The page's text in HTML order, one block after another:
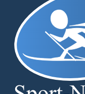
Сконцентрируйтесь,